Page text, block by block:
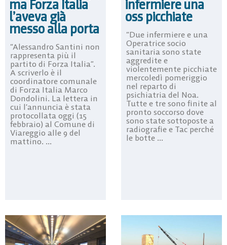
ma Forza Italia
l’aveva già
messo alla porta
“Alessandro Santini non
rappresenta più il
partito di Forza Italia”.
A scriverlo è il
coordinatore comunale
di Forza Italia Marco
Dondolini. La lettera in
cui l’annuncia è stata
protocollata oggi (15
febbraio) al Comune di
Viareggio alle 9 del
mattino. ...
infermiere una
oss picchiate
“Due infermiere e una
Operatrice socio
sanitaria sono state
aggredite e
violentemente picchiate
mercoledì pomeriggio
nel reparto di
psichiatria del Noa.
Tutte e tre sono finite al
pronto soccorso dove
sono state sottoposte a
radiografie e Tac perché
le botte ...